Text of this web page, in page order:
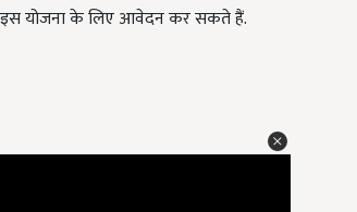
इस योजना के लिए आवेदन कर सकते हैं.